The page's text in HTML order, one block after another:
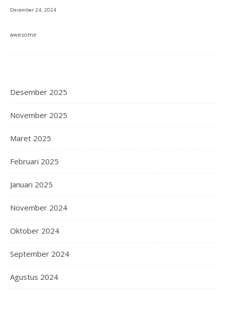
Desember 24, 2024
awesome
Desember 2025
November 2025
Maret 2025
Februari 2025
Januari 2025
November 2024
Oktober 2024
September 2024
Agustus 2024